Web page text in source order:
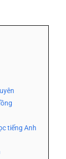
tiếng Anh